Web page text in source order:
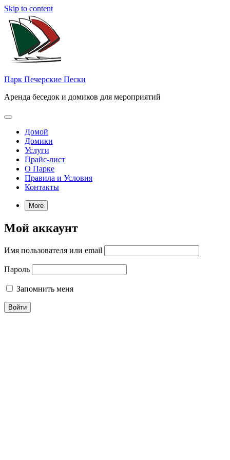
Skip to content
Парк Печерские Пески
Аренда беседок и домиков для мероприятий
Домой
Домики
Услуги
Прайс-лист
О Парке
Правила и Условия
Контакты
More
Мой аккаунт
Имя пользователя или email
Пароль
Запомнить меня